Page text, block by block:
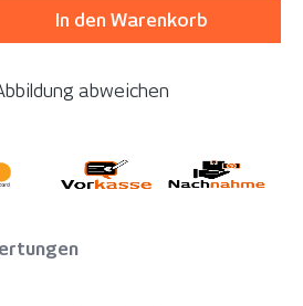
Gib den gewünschten
In den Warenkorb
abweichen